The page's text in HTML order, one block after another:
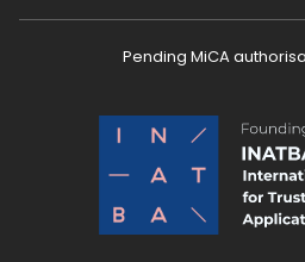
Pending MiCA